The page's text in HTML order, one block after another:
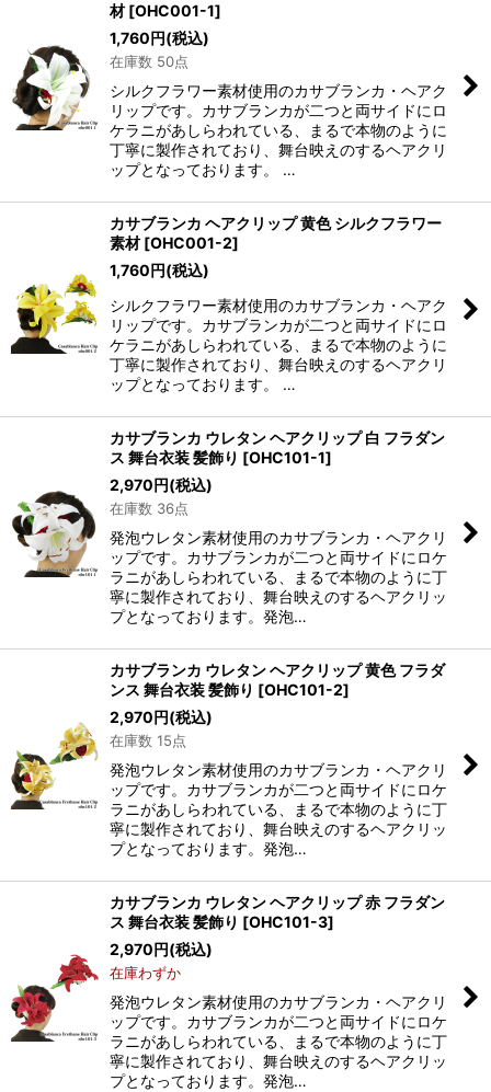
材 [OHC001-1]
1,760円(税込)
在庫数 50点
シルクフラワー素材使用のカサブランカ・ヘアク
リップです。カサブランカが二つと両サイドにロ
ケラニがあしらわれている、まるで本物のように
丁寧に製作されており、舞台映えのするヘアクリ
ップとなっております。 …
カサブランカ ヘアクリップ 黄色 シルクフラワー
素材 [OHC001-2]
1,760円(税込)
シルクフラワー素材使用のカサブランカ・ヘアク
リップです。カサブランカが二つと両サイドにロ
ケラニがあしらわれている、まるで本物のように
丁寧に製作されており、舞台映えのするヘアクリ
ップとなっております。 …
カサブランカ ウレタン ヘアクリップ 白 フラダン
ス 舞台衣装 髪飾り [OHC101-1]
2,970円(税込)
在庫数 36点
発泡ウレタン素材使用のカサブランカ・ヘアクリ
ップです。カサブランカが二つと両サイドにロケ
ラニがあしらわれている、まるで本物のように丁
寧に製作されており、舞台映えのするヘアクリッ
プとなっております。発泡…
カサブランカ ウレタン ヘアクリップ 黄色 フラダ
ンス 舞台衣装 髪飾り [OHC101-2]
2,970円(税込)
在庫数 15点
発泡ウレタン素材使用のカサブランカ・ヘアクリ
ップです。カサブランカが二つと両サイドにロケ
ラニがあしらわれている、まるで本物のように丁
寧に製作されており、舞台映えのするヘアクリッ
プとなっております。発泡…
カサブランカ ウレタン ヘアクリップ 赤 フラダン
ス 舞台衣装 髪飾り [OHC101-3]
2,970円(税込)
在庫わずか
発泡ウレタン素材使用のカサブランカ・ヘアクリ
ップです。カサブランカが二つと両サイドにロケ
ラニがあしらわれている、まるで本物のように丁
寧に製作されており、舞台映えのするヘアクリッ
プとなっております。発泡…